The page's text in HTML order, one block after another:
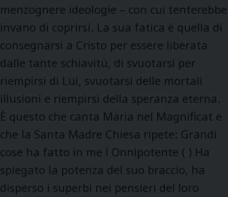
menzognere ideologie – con cui tenterebbe
invano di coprirsi. La sua fatica è quella di
consegnarsi a Cristo per essere liberata
dalle tante schiavitù, di svuotarsi per
riempirsi di Lui, svuotarsi delle mortali
illusioni e riempirsi della speranza eterna.
È questo che canta Maria nel Magnificat e
che la Santa Madre Chiesa ripete: Grandi
cose ha fatto in me l Onnipotente ( ) Ha
spiegato la potenza del suo braccio, ha
disperso i superbi nei pensieri del loro